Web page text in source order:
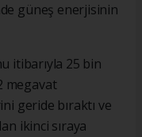
güneş enerjisinin
itibarıyla 25 bin
megavat
geride bıraktı ve
ikinci sıraya